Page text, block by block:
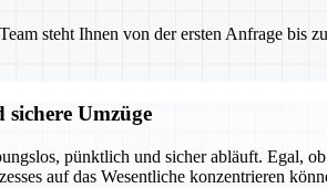
steht Ihnen von der ersten Anfrage bis
Umzüge
pünktlich und sicher abläuft. Egal,
auf das Wesentliche konzentrieren